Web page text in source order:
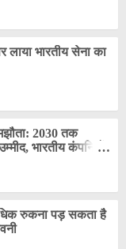
लाया भारतीय सेना का
2030 तक
भारतीय कंपनियों
रुकना पड़ सकता है